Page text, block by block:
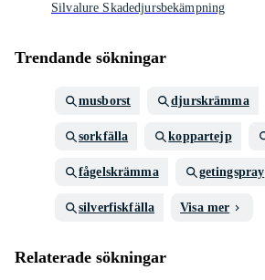
Silvalure Skadedjursbekämpning
Trendande sökningar
musborst djurskrämma
sorkfälla koppartejp
fågelskrämma getingspray
silverfiskfälla Visa mer
Relaterade sökningar